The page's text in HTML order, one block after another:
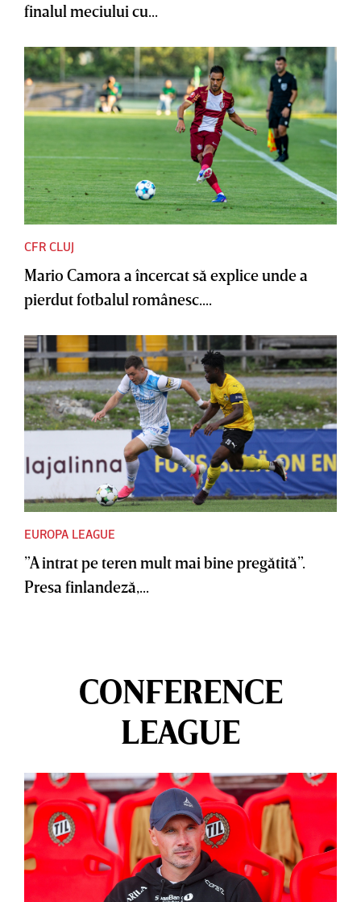
finalul meciului cu...
CFR CLUJ
Mario Camora a încercat să explice unde a
pierdut fotbalul românesc....
EUROPA LEAGUE
”A intrat pe teren mult mai bine pregătită”.
Presa finlandeză,...
CONFERENCE
LEAGUE